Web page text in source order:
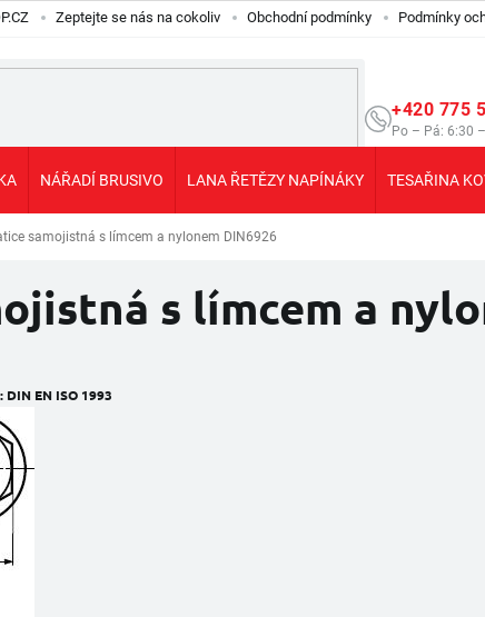
Zeptejte se nás na cokoliv Obchodní podmínky Podmínky
+420 775
Po – Pá: 6:30
NÁŘADÍ BRUSIVO LANA ŘETĚZY NAPÍNÁKY TESAŘINA
samojistná s límcem a nylonem DIN6926
s límcem a
DIN EN ISO 1993